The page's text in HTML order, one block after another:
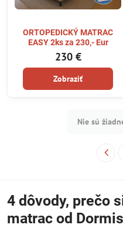
ORTOPEDICKÝ MATRAC
EASY 2ks za 230,- Eur
230 €
Zobraziť
Nie sú
4 dôvody, prečo
matrac od